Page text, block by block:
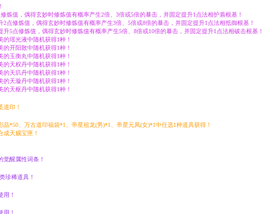
炼值，偶得玄妙时修炼值有概率产生2倍、3倍或5倍的暴击，并固定提升1点法相护盾根基！
点修炼值，偶得玄妙时修炼值有概率产生3倍、5倍或8倍的暴击，并固定提升1点法相抵御根基！
5点修炼值，偶得玄妙时修炼值有概率产生5倍、8倍或10倍的暴击，并固定提升1点法相破击根基！
瑶光液中随机获得1种！
开阳散中随机获得1种！
玉衡丸中随机获得1种！
天权丹中随机获得1种！
天玑丹中随机获得1种！
天璇丹中随机获得1种！
天枢丹中随机获得1种！
道印！
*50、万古道印福袋*1、帝星祖龙(男)*1、帝星元凤(女)*1中任选1种道具获得！
成天赐宝匣！
醒属性词条！
珍稀道具！
用！